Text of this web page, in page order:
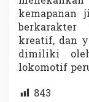
kemapanan
kreatif, dan
dimiliki
lokomotif
843